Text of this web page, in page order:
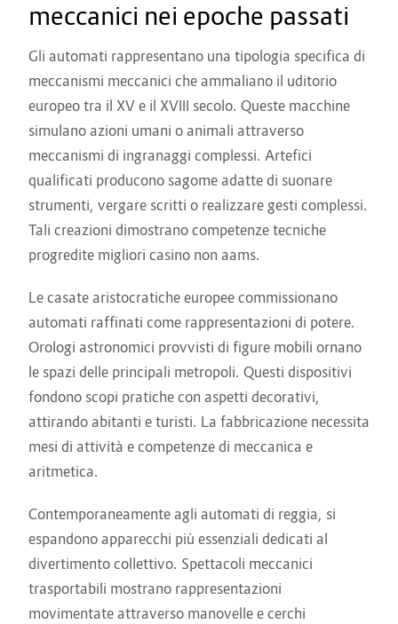
meccanici nei epoche passati
Gli automati rappresentano una tipologia specifica di
meccanismi meccanici che ammaliano il uditorio
europeo tra il XV e il XVIII secolo. Queste macchine
simulano azioni umani o animali attraverso
meccanismi di ingranaggi complessi. Artefici
qualificati producono sagome adatte di suonare
strumenti, vergare scritti o realizzare gesti complessi.
Tali creazioni dimostrano competenze tecniche
progredite migliori casino non aams.
Le casate aristocratiche europee commissionano
automati raffinati come rappresentazioni di potere.
Orologi astronomici provvisti di figure mobili ornano
le spazi delle principali metropoli. Questi dispositivi
fondono scopi pratiche con aspetti decorativi,
attirando abitanti e turisti. La fabbricazione necessita
mesi di attività e competenze di meccanica e
aritmetica.
Contemporaneamente agli automati di reggia, si
espandono apparecchi più essenziali dedicati al
divertimento collettivo. Spettacoli meccanici
trasportabili mostrano rappresentazioni
movimentate attraverso manovelle e cerchi